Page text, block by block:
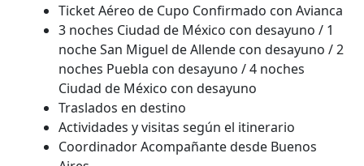
Ticket Aéreo de Cupo Confirmado con Avianca
3 noches Ciudad de México con desayuno / 1
noche San Miguel de Allende con desayuno / 2
noches Puebla con desayuno / 4 noches
Ciudad de México con desayuno
Traslados en destino
Actividades y visitas según el itinerario
Coordinador Acompañante desde Buenos